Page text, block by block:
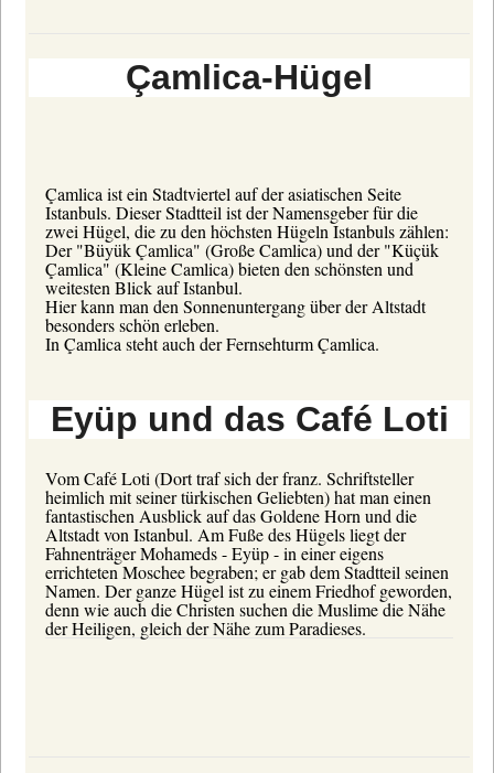
Çamlica-Hügel
Çamlica ist ein Stadtviertel auf der asiatischen Seite
Istanbuls. Dieser Stadtteil ist der Namensgeber für die
zwei Hügel, die zu den höchsten Hügeln Istanbuls zählen:
Der "Büyük Çamlica" (Große Camlica) und der "Küçük
Çamlica" (Kleine Camlica) bieten den schönsten und
weitesten Blick auf Istanbul.
Hier kann man den Sonnenuntergang über der Altstadt
besonders schön erleben.
In Çamlica steht auch der Fernsehturm Çamlica.
Eyüp und das Café Loti
Vom Café Loti (Dort traf sich der franz. Schriftsteller
heimlich mit seiner türkischen Geliebten) hat man einen
fantastischen Ausblick auf das Goldene Horn und die
Altstadt von Istanbul. Am Fuße des Hügels liegt der
Fahnenträger Mohameds - Eyüp - in einer eigens
errichteten Moschee begraben; er gab dem Stadtteil seinen
Namen. Der ganze Hügel ist zu einem Friedhof geworden,
denn wie auch die Christen suchen die Muslime die Nähe
der Heiligen, gleich der Nähe zum Paradieses.